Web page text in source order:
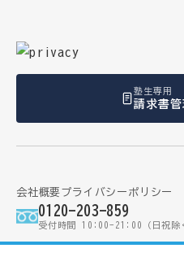
塾生専用
請求書管
会社概要プライバシーポリシー
0120-203-859
受付時間 10:00-21:00（日祝除